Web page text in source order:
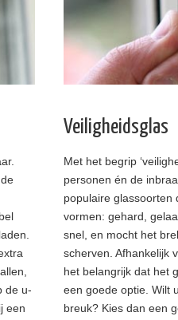
de u-
een
Veiligheidsglas
Met het begrip
personen én de
populaire glassoorten
vormen: gehard,
snel, en mocht het
scherven. Afhankelijk
het belangrijk dat het
een goede optie. Wilt
breuk? Kies dan een